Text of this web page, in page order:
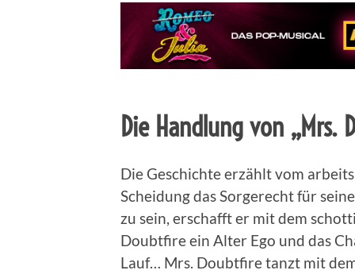
Die Handlung von „Mrs.
Die Geschichte erzählt vom
Scheidung das Sorgerecht für
zu sein, erschafft er mit dem
Doubtfire ein Alter Ego und das
Lauf… Mrs. Doubtfire tanzt mit